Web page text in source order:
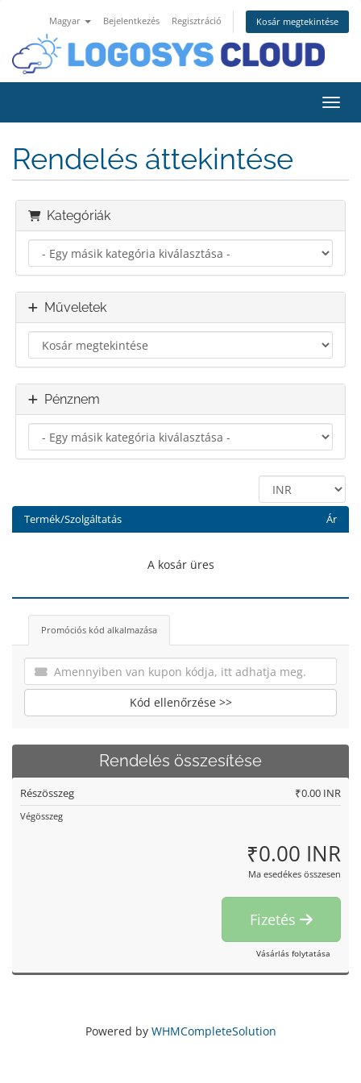
Magyar Bejelentkezés Regisztráció Kosár megtekintése
Rendelés áttekintése
Kategóriák
Műveletek
Pénznem
Termék/Szolgáltatás Ár
A kosár üres
Promóciós kód alkalmazása
Kód ellenőrzése >>
Rendelés összesítése
Részösszeg ₹0.00 INR
Végösszeg
₹0.00 INR
Ma esedékes összesen
Fizetés
Vásárlás folytatása
Powered by WHMCompleteSolution